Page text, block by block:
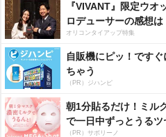
『VIVANT』限定ウオ
ロデューサーの感想は
オリコンタイアップ特集
自販機にピッ！ですぐ
ちゃう
（PR）ジハンピ
朝1分貼るだけ！ミル
で一日中ずっとうるツ
（PR）サボリーノ